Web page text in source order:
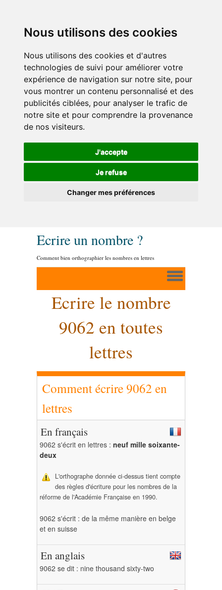
Nous utilisons des cookies
Nous utilisons des cookies et d'autres
technologies de suivi pour améliorer votre
expérience de navigation sur notre site, pour
vous montrer un contenu personnalisé et des
publicités ciblées, pour analyser le trafic de
notre site et pour comprendre la provenance
de nos visiteurs.
J'accepte
Je refuse
Changer mes préférences
Ecrire un nombre ?
Comment bien orthographier les nombres en lettres
Ecrire le nombre
9062 en toutes
lettres
Comment écrire 9062 en
lettres
En français
9062 s'écrit en lettres : neuf mille soixante-
deux
L'orthographe donnée ci-dessus tient compte
des règles d'écriture pour les nombres de la
réforme de l'Académie Française en 1990.
9062 s'écrit : de la même manière en belge
et en suisse
En anglais
9062 se dit : nine thousand sixty-two